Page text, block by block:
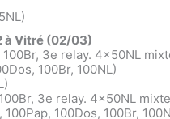
à Vitré (02/03)
3e relay. 4x50NL
100Br, 100NL)
3e relay. 4x50NL
100Dos, 100Br,